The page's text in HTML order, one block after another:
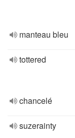
manteau bleu
tottered
chancelé
suzerainty